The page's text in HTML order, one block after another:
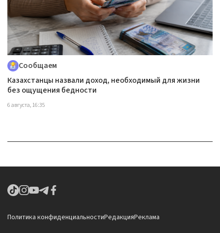
Сообщаем
Казахстанцы назвали доход, необходимый для жизни
без ощущения бедности
6 августа, 16:35
Политика конфиденциальностиРедакцияРеклама